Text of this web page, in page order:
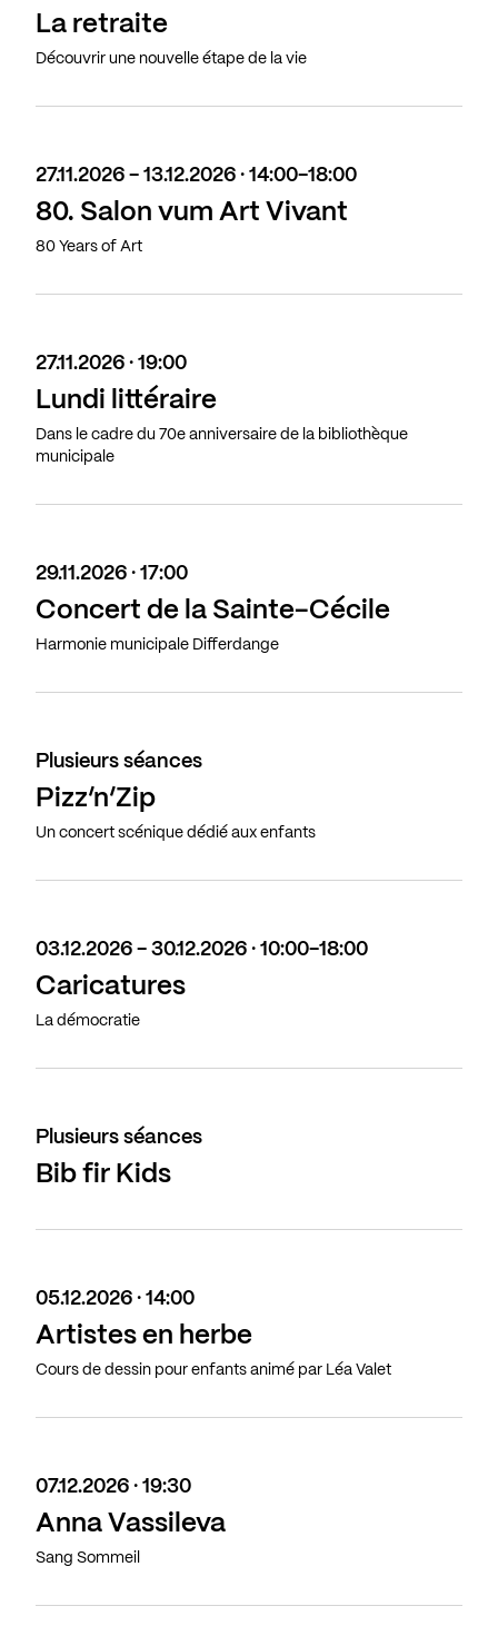
La retraite
Découvrir une nouvelle étape de la vie
27.11.2026 - 13.12.2026 · 14:00-18:00
80. Salon vum Art Vivant
80 Years of Art
27.11.2026 · 19:00
Lundi littéraire
Dans le cadre du 70e anniversaire de la bibliothèque
municipale
29.11.2026 · 17:00
Concert de la Sainte-Cécile
Harmonie municipale Differdange
Plusieurs séances
Pizz’n’Zip
Un concert scénique dédié aux enfants
03.12.2026 - 30.12.2026 · 10:00-18:00
Caricatures
La démocratie
Plusieurs séances
Bib fir Kids
05.12.2026 · 14:00
Artistes en herbe
Cours de dessin pour enfants animé par Léa Valet
07.12.2026 · 19:30
Anna Vassileva
Sang Sommeil